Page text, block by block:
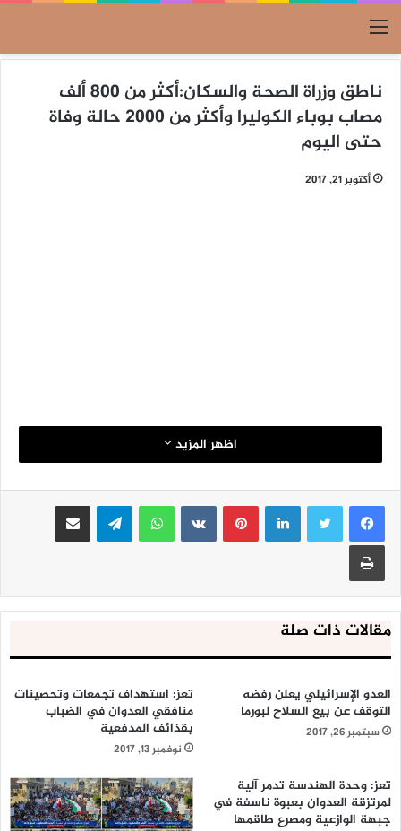
القائمة
ناطق وزراة الصحة والسكان:أكثر من 800 ألف
مصاب بوباء الكوليرا وأكثر من 2000 حالة وفاة
حتى اليوم
أكتوبر 21, 2017
اظهر المزيد
لينكدإنبينتيريست واتساب تيلقرام مشاركة عبر البريد
طباعة
مقالات ذات صلة
العدو الإسرائيلي يعلن رفضه
التوقف عن بيع السلاح لبورما
سبتمبر 26, 2017
تعز: استهداف تجمعات وتحصينات
منافقي العدوان في الضباب
بقذائف المدفعية
نوفمبر 13, 2017
تعز: وحدة الهندسة تدمر آلية
لمرتزقة العدوان بعبوة ناسفة في
جبهة الوازعية ومصرع طاقمها